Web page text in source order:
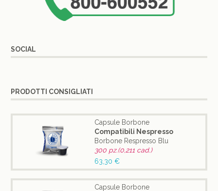
SOCIAL
PRODOTTI CONSIGLIATI
Capsule Borbone
Compatibili Nespresso
Borbone Respresso Blu
300 pz.(0,211 cad.)
63,30 €
Capsule Borbone